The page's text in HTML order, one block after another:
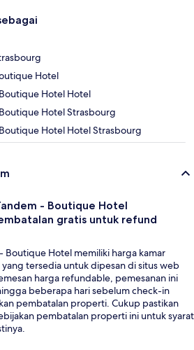
Hotel
Hotel Hotel
Hotel Strasbourg
Hotel Hotel Strasbourg
- Boutique Hotel
gratis untuk refund
Boutique Hotel memiliki harga kamar
tersedia untuk dipesan di situs web
harga refundable, pemesanan ini
beberapa hari sebelum check-in
pembatalan properti. Cukup pastikan
pembatalan properti ini untuk syarat